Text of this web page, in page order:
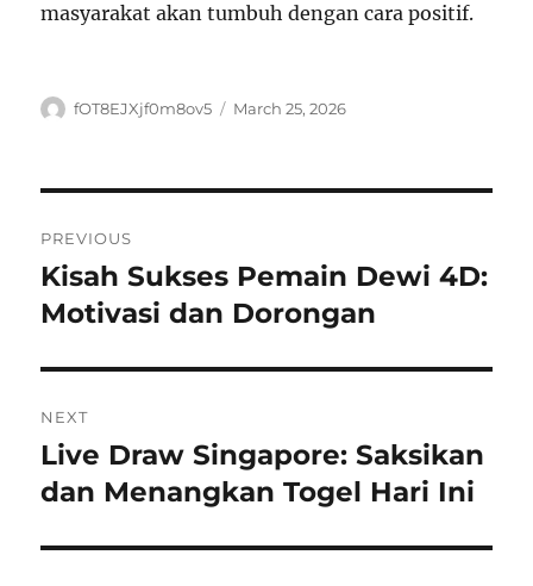
masyarakat akan tumbuh dengan cara positif.
Author
fOT8EJXjf0m8ov5
Posted
March 25, 2026
navigation
PREVIOUS
Previous
post:
Kisah Sukses Pemain Dewi 4D:
Motivasi dan Dorongan
NEXT
Next
post:
Live Draw Singapore: Saksikan
dan Menangkan Togel Hari Ini